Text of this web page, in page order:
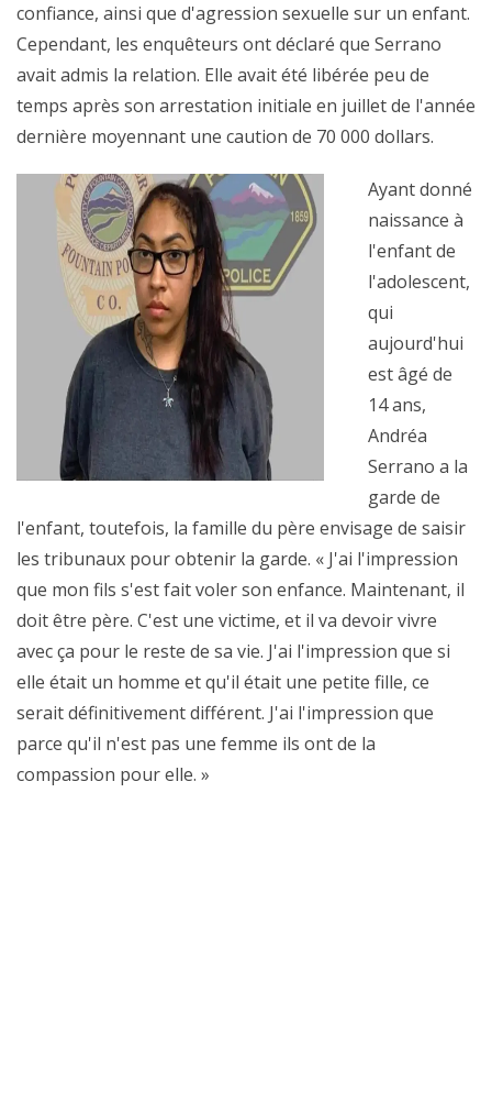
confiance, ainsi que d'agression sexuelle sur un enfant.
Cependant, les enquêteurs ont déclaré que Serrano
avait admis la relation. Elle avait été libérée peu de
temps après son arrestation initiale en juillet de l'année
dernière moyennant une caution de 70 000 dollars.
Ayant donné
naissance à
l'enfant de
l'adolescent,
qui
aujourd'hui
est âgé de
14 ans,
Andréa
Serrano a la
garde de
l'enfant, toutefois, la famille du père envisage de saisir
les tribunaux pour obtenir la garde. « J'ai l'impression
que mon fils s'est fait voler son enfance. Maintenant, il
doit être père. C'est une victime, et il va devoir vivre
avec ça pour le reste de sa vie. J'ai l'impression que si
elle était un homme et qu'il était une petite fille, ce
serait définitivement différent. J'ai l'impression que
parce qu'il n'est pas une femme ils ont de la
compassion pour elle. »